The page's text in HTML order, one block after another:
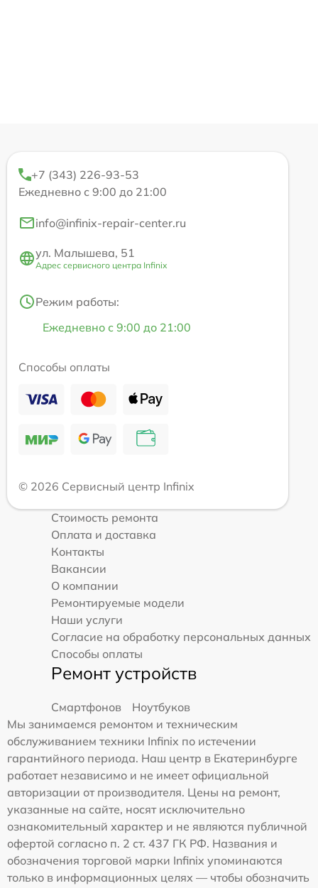
+7 (343) 226-93-53
Ежедневно с 9:00 до 21:00
info@infinix-repair-center.ru
ул. Малышева, 51
Адрес сервисного центра Infinix
Режим работы:
Ежедневно с 9:00 до 21:00
Способы оплаты
© 2026 Сервисный центр Infinix
Стоимость ремонта
Оплата и доставка
Контакты
Вакансии
О компании
Ремонтируемые модели
Наши услуги
Согласие на обработку персональных данных
Способы оплаты
Ремонт устройств
Смартфонов
Ноутбуков
Мы занимаемся ремонтом и техническим
обслуживанием техники Infinix по истечении
гарантийного периода. Наш центр в Екатеринбурге
работает независимо и не имеет официальной
авторизации от производителя. Цены на ремонт,
указанные на сайте, носят исключительно
ознакомительный характер и не являются публичной
офертой согласно п. 2 ст. 437 ГК РФ. Названия и
обозначения торговой марки Infinix упоминаются
только в информационных целях — чтобы обозначить